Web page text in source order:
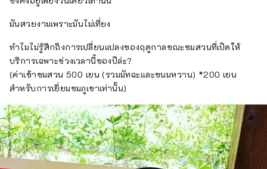
มันสวยงามเพราะมันไม่เที่ยง
ทำไมไม่รู้สึกถึงการเปลี่ยนแปลงของฤดูกาลขณะชมสวนที่เปิดให้
บริการเฉพาะช่วงเวลานี้ของปีล่ะ?
(ค่าเข้าชมสวน 500 เยน (รวมมัทฉะและขนมหวาน) *200 เยน
สำหรับการเยี่ยมชมภูเขาเท่านั้น)